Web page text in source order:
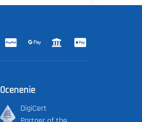
Ocenenie
DigiCert
Partner of the